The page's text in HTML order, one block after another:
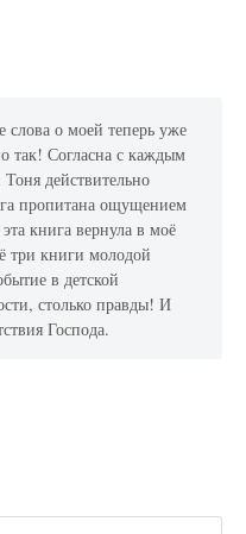
слова о моей теперь уже
так! Согласна с каждым
действительно
пропитана ощущением
книга вернула в моё
три книги молодой
в детской
столько правды! И
Господа.